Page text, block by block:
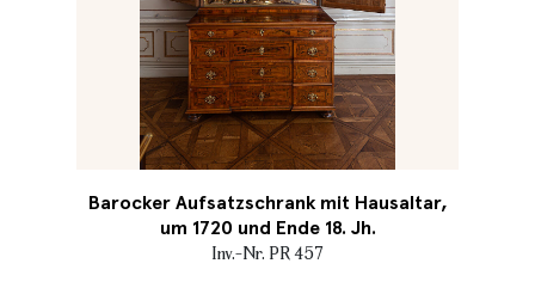
Barocker Aufsatzschrank mit Hausaltar,
um 1720 und Ende 18. Jh.
Inv.-Nr. PR 457